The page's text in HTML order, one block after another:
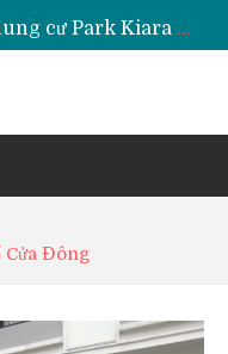
Taxi tải giá rẻ tại chung cư Grande Park Phú Lãm
Đông